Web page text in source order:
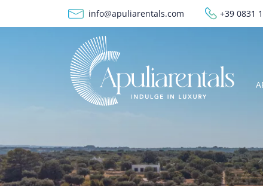
Salta al contenuto principaleinfo@apuliarentals.com +39 0831